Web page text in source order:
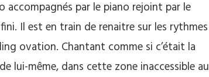
accompagnés par le piano rejoint par le
Il est en train de renaitre sur les rythmes
ovation. Chantant comme si c’était la
lui-même, dans cette zone inaccessible au